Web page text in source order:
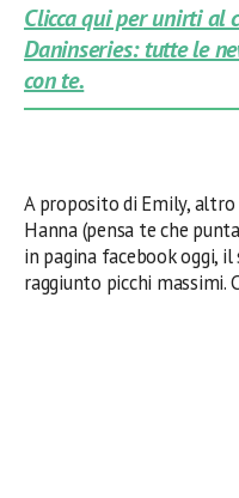
Clicca qui per unirti al
Daninseries: tutte le
con te.
A proposito di Emily,
Hanna (pensa te che
in pagina facebook oggi,
raggiunto picchi massimi.